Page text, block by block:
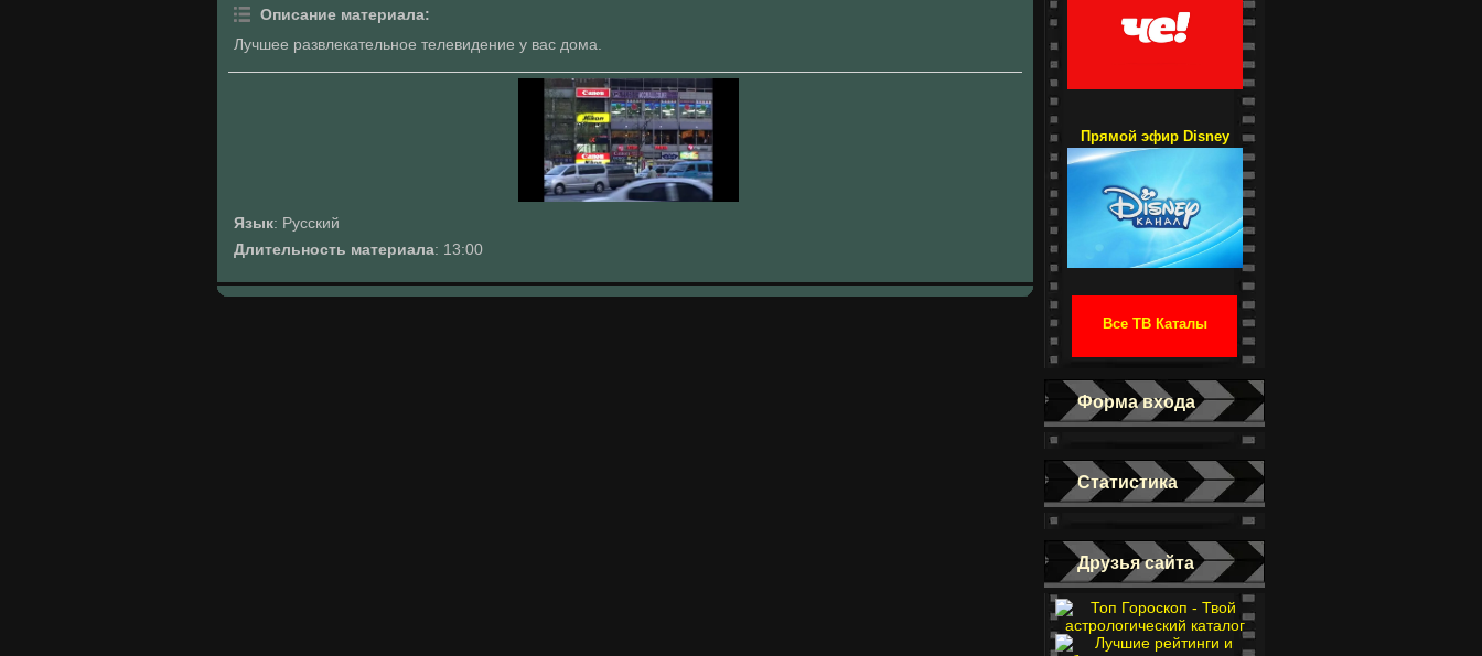
Описание материала:
Лучшее развлекательное телевидение у вас дома.
Язык: Русский
Длительность материала: 13:00
Прямой эфир Disney
Все ТВ Каталы
Форма входа
Статистика
Друзья сайта